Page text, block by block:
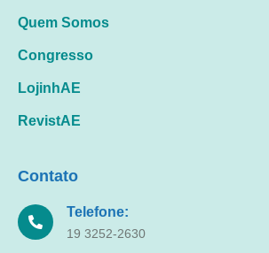
Quem Somos
Congresso
LojinhAE
RevistAE
Contato
Telefone:
19 3252-2630